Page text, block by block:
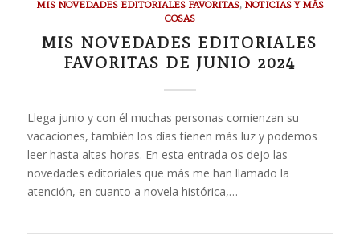
MIS NOVEDADES EDITORIALES FAVORITAS, NOTICIAS Y MÁS
COSAS
MIS NOVEDADES EDITORIALES
FAVORITAS DE JUNIO 2024
Llega junio y con él muchas personas comienzan su
vacaciones, también los días tienen más luz y podemos
leer hasta altas horas. En esta entrada os dejo las
novedades editoriales que más me han llamado la
atención, en cuanto a novela histórica,…